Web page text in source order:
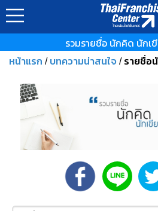
รวมรายชื่อ นักคิด นักเ
หน้าแรก / บทความน่าสนใจ / รายชื่อ